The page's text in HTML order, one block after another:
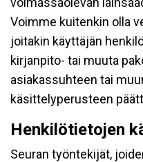
Voimme kuitenkin olla
joitakin käyttäjän
kirjanpito- tai muuta
asiakassuhteen tai
käsittelyperusteen
Henkilötietojen
Seuran työntekijät,